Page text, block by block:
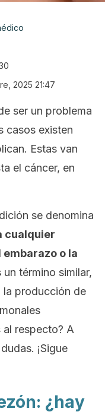
2025 21:47
ser un problema
casos existen
Estas van
el cáncer, en
se denomina
cualquier
o la
término similar,
la producción de
al respecto? A
¡Sigue
¿hay